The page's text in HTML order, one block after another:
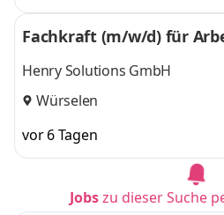
Fachkraft (m/w/d) für
Henry Solutions GmbH
Würselen
vor 6 Tagen
Jobszu dieser Suche